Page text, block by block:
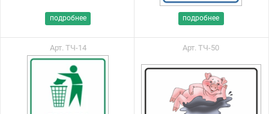
подробнее подробнее
Арт. ТЧ-14 Арт. ТЧ-50